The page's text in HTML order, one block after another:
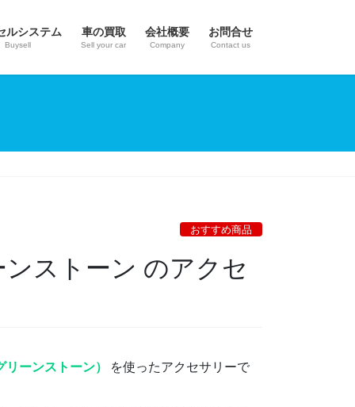
ルシステム
Buysell
車の買取
Sell your car
会社概要
Company
お問合せ
Contact us
おすすめ商品
ストーン のアクセ
ーンストーン） を使ったアクセサリーで